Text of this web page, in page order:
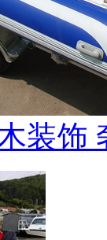
装饰